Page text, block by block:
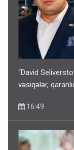
Pakistan
13:58
“David
vəsiqələr,
16:49